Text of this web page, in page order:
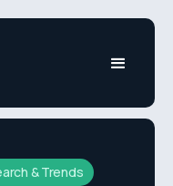
& Trends